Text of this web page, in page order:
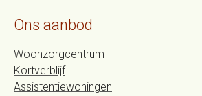
Ons aanbod
Woonzorgcentrum
Kortverblijf
Assistentiewoningen